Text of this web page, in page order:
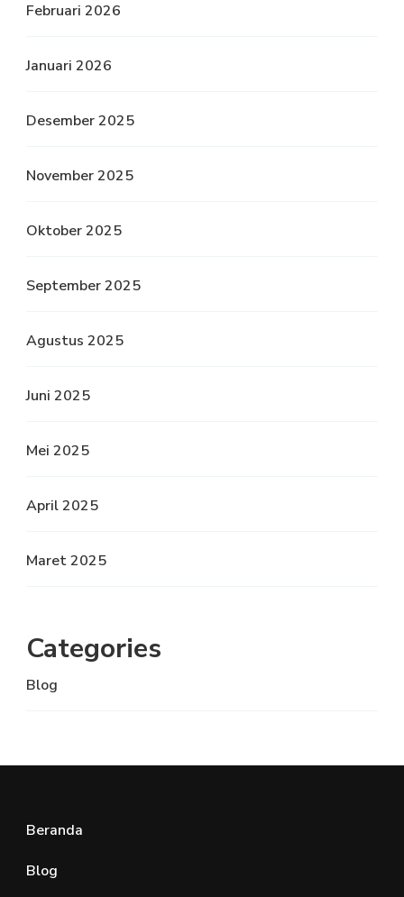
Februari 2026
Januari 2026
Desember 2025
November 2025
Oktober 2025
September 2025
Agustus 2025
Juni 2025
Mei 2025
April 2025
Maret 2025
Categories
Blog
Beranda
Blog